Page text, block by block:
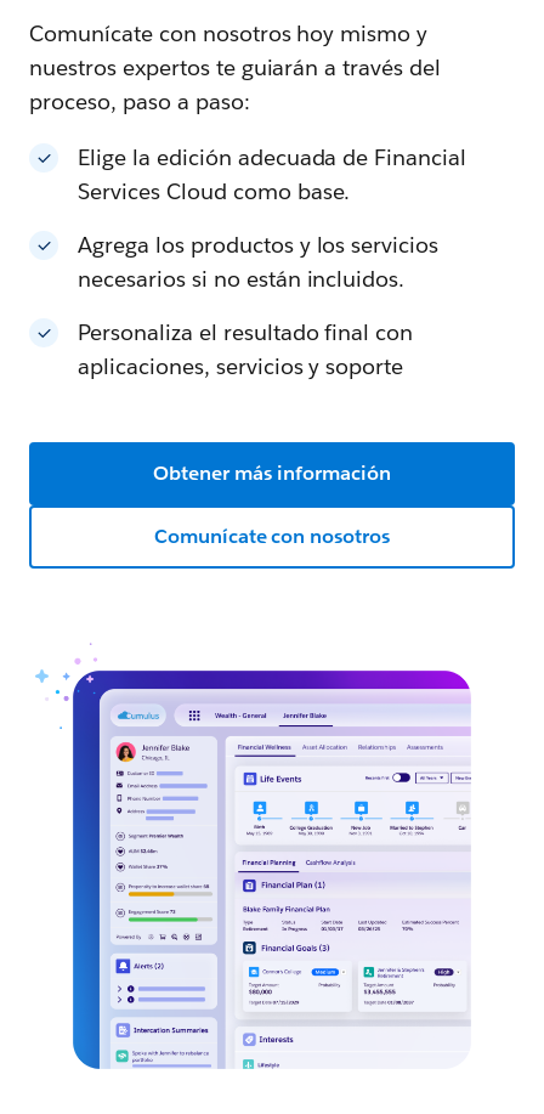
Comunícate con nosotros hoy mismo y
nuestros expertos te guiarán a través del
proceso, paso a paso:
Elige la edición adecuada de Financial
Services Cloud como base.
Agrega los productos y los servicios
necesarios si no están incluidos.
Personaliza el resultado final con
aplicaciones, servicios y soporte
Obtener más información
Comunícate con nosotros